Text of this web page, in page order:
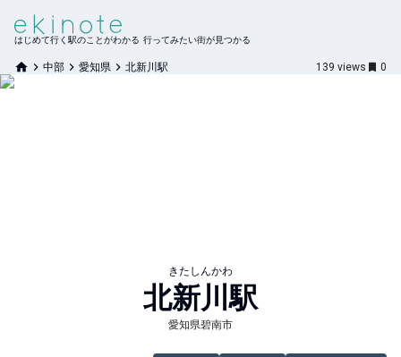
はじめて行く駅のことがわかる 行ってみたい街が見つかる
中部 愛知県 北新川駅 139 views 0
きたしんかわ
北新川駅
愛知県碧南市